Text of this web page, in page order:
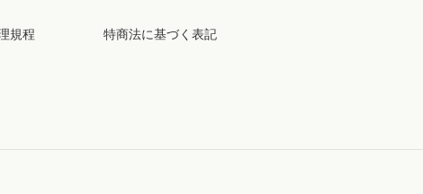
規程 特商法に基づく表記